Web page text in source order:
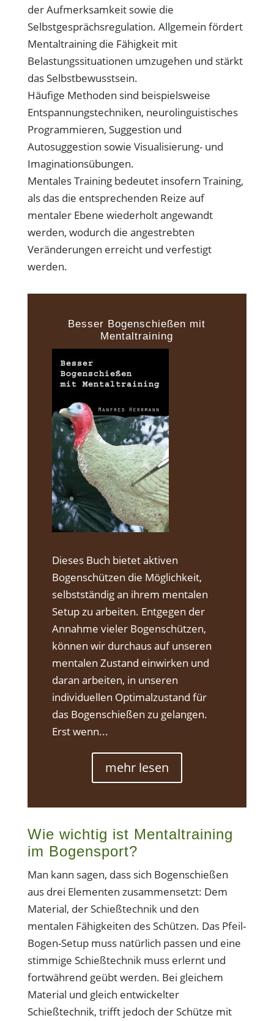
der Aufmerksamkeit sowie die
Selbstgesprächsregulation. Allgemein fördert
Mentaltraining die Fähigkeit mit
Belastungssituationen umzugehen und stärkt
das Selbstbewusstsein.
Häufige Methoden sind beispielsweise
Entspannungstechniken, neurolinguistisches
Programmieren, Suggestion und
Autosuggestion sowie Visualisierung- und
Imaginationsübungen.
Mentales Training bedeutet insofern Training,
als das die entsprechenden Reize auf
mentaler Ebene wiederholt angewandt
werden, wodurch die angestrebten
Veränderungen erreicht und verfestigt
werden.
Besser Bogenschießen mit
Mentaltraining
Dieses Buch bietet aktiven
Bogenschützen die Möglichkeit,
selbstständig an ihrem mentalen
Setup zu arbeiten. Entgegen der
Annahme vieler Bogenschützen,
können wir durchaus auf unseren
mentalen Zustand einwirken und
daran arbeiten, in unseren
individuellen Optimalzustand für
das Bogenschießen zu gelangen.
Erst wenn...
mehr lesen
Wie wichtig ist Mentaltraining
im Bogensport?
Man kann sagen, dass sich Bogenschießen
aus drei Elementen zusammensetzt: Dem
Material, der Schießtechnik und den
mentalen Fähigkeiten des Schützen. Das Pfeil-
Bogen-Setup muss natürlich passen und eine
stimmige Schießtechnik muss erlernt und
fortwährend geübt werden. Bei gleichem
Material und gleich entwickelter
Schießtechnik, trifft jedoch der Schütze mit